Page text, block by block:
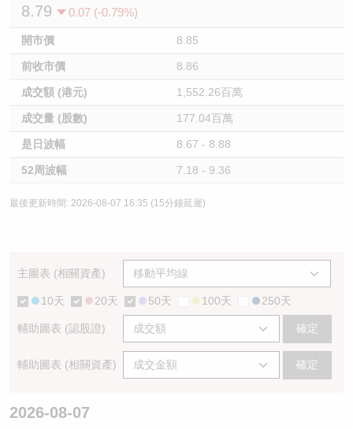
8.79
0.07 (-0.79%)
開市價 8.85
前收市價 8.86
成交額 (港元) 1,552.26百萬
成交量 (股數) 177.04百萬
是日波幅 8.67 - 8.88
52周波幅 7.18 - 9.36
最後更新時間: 2026-08-07 16:35 (15分鐘延遲)
主圖表 (相關資產)
10天 20天 50天 100天 250天
輔助圖表 (認股證) 確定
輔助圖表 (相關資產) 確定
2026-08-07